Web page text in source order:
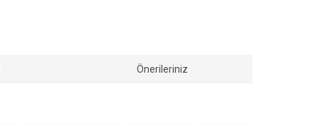
Önerileriniz